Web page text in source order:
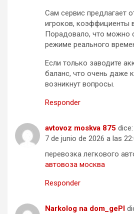
Сам сервис предлагает
игроков, коэффициенты
Порадовало, что можно
режиме реального
Если только заводите
баланс, что очень даже
возникнут вопросы.
Responder
avtovoz moskva 875 dice:
7 de junio de 2026 a las
перевозка легкового
автовоза москва
Responder
Narkolog na dom_gePl